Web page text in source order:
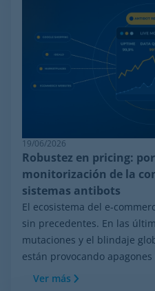
19/06/2026
Robustez en pricing:
monitorización de la
sistemas antibots
El ecosistema del e-
sin precedentes. En las
mutaciones y el blindaje
están provocando apagones
Ver más